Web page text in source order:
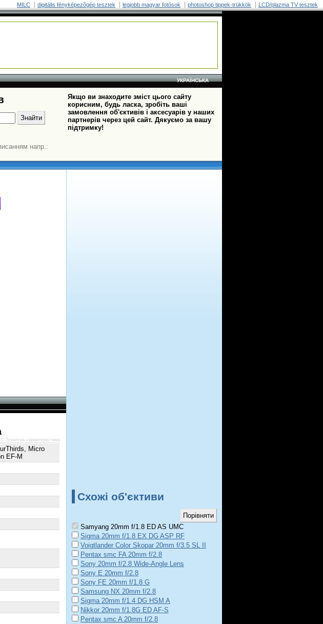
MILC digitális fényképezõgép tesztek legjobb magyar fotósok photoshop tippek-trükkök LCD/plazma TV tesztek
УКРАЇНСЬКА
напр.:
Якщо ви знаходите зміст цього сайту
корисним, будь ласка, зробіть ваші
замовлення об'єктивів і аксесуарів у наших
партнерів через цей сайт. Дякуємо за вашу
підтримку!
Micro
EF-M
Технічнa характеристикa
Схожі об'єктиви
Samyang 20mm f/1.8 ED AS UMC
Sigma 20mm f/1.8 EX DG ASP RF
Voigtlander Color Skopar 20mm f/3.5 SL II
Pentax smc FA 20mm f/2.8
Sony 20mm f/2.8 Wide-Angle Lens
Sony E 20mm f/2.8
Sony FE 20mm f/1.8 G
Samsung NX 20mm f/2.8
Sigma 20mm f/1.4 DG HSM A
Nikkor 20mm f/1.8G ED AF-S
Pentax smc A 20mm f/2.8